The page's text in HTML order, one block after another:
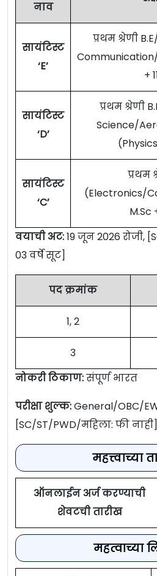
नाव
सायंटिस्ट
‘E’
प्रथम श्रेणी
+
सायंटिस्ट
‘D’
प्रथम श्रेणी
Science/
सायंटिस्ट
‘C’
प्रथम
(Electronics/
M.Sc
वयाची अट:19 जून 2026 रोजी,
03 वर्षे सूट]
पद क्रमांक
1, 2
3
नोकरी ठिकाण:संपूर्ण भारत
परीक्षा शुल्क:General/OBC/
[SC/ST/PWD/महिला: फी नाही]
महत्त्वाच्या
ऑनलाईन अर्ज करण्याची
शेवटची तारीख
महत्वाच्या